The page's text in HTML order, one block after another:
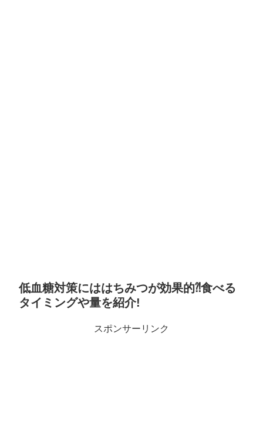
低血糖対策にははちみつが効果的⁈食べる
タイミングや量を紹介!
スポンサーリンク